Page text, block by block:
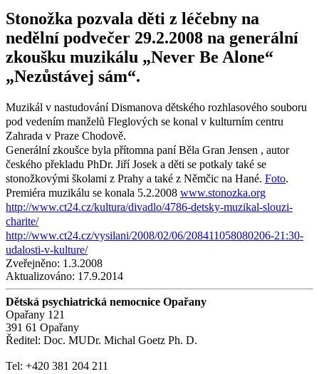
Stonožka pozvala děti z léčebny na
nedělní podvečer 29.2.2008 na generální
zkoušku muzikálu „Never Be Alone“
„Nezůstávej sám“.
Muzikál v nastudování Dismanova dětského rozhlasového souboru
pod vedením manželů Fleglových se konal v kulturním centru
Zahrada v Praze Chodově.
Generální zkoušce byla přítomna paní Běla Gran Jensen , autor
českého překladu PhDr. Jiří Josek a děti se potkaly také se
stonožkovými školami z Prahy a také z Němčic na Hané. Foto.
Premiéra muzikálu se konala 5.2.2008 www.stonozka.org
http://www.ct24.cz/kultura/divadlo/4786-detsky-muzikal-slouzi-
charite/
http://www.ct24.cz/vysilani/2008/02/06/208411058080206-21:30-
udalosti-v-kulture/
Zveřejněno: 1.3.2008
Aktualizováno: 17.9.2014
Dětská psychiatrická nemocnice Opařany
Opařany 121
391 61 Opařany
Ředitel: Doc. MUDr. Michal Goetz Ph. D.
Tel: +420 381 204 211